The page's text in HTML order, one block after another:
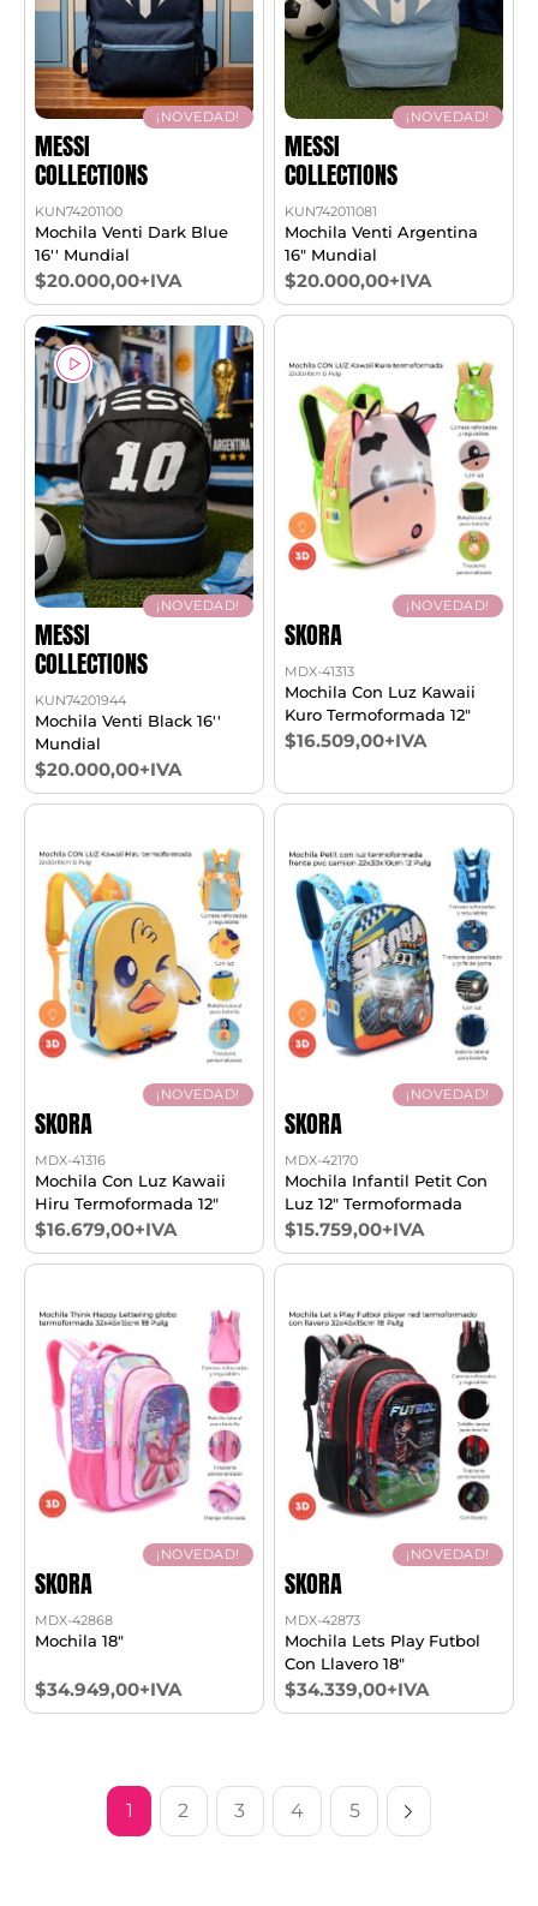
¡NOVEDAD!
MESSI
COLLECTIONS
KUN74201100
Mochila Venti Dark Blue
16'' Mundial
$20.000,00+IVA
¡NOVEDAD!
MESSI
COLLECTIONS
KUN742011081
Mochila Venti Argentina
16" Mundial
$20.000,00+IVA
¡NOVEDAD!
MESSI
COLLECTIONS
KUN74201944
Mochila Venti Black 16''
Mundial
$20.000,00+IVA
¡NOVEDAD!
SKORA
MDX-41313
Mochila Con Luz Kawaii
Kuro Termoformada 12"
$16.509,00+IVA
¡NOVEDAD!
SKORA
MDX-41316
Mochila Con Luz Kawaii
Hiru Termoformada 12"
$16.679,00+IVA
¡NOVEDAD!
SKORA
MDX-42170
Mochila Infantil Petit Con
Luz 12" Termoformada
$15.759,00+IVA
¡NOVEDAD!
SKORA
MDX-42868
Mochila 18"
$34.949,00+IVA
¡NOVEDAD!
SKORA
MDX-42873
Mochila Lets Play Futbol
Con Llavero 18"
$34.339,00+IVA
1 2 3 4 5